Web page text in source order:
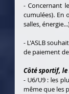
- Concernant
cumulées). En
salles,
- L'ASLB
de paiement
Côté sportif,
- U6/U9 : les
même que les